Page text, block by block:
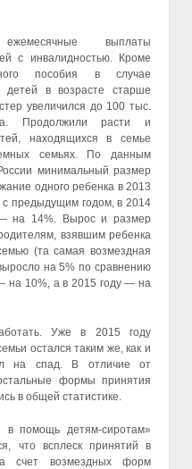
выплаты
с инвалидностью. Кроме
пособия в случае
детей в возрасте старше
увеличился до 100 тыс.
Продолжили расти и
находящихся в семье
семьях. По данным
минимальный размер
одного ребенка в 2013
предыдущим годом, в 2014
на 14%. Вырос и размер
взявшим ребенка
(та самая возмездная
на 5% по сравнению
на 10%, а в 2015 году — на
Уже в 2015 году
остался таким же, как и
на спад. В отличие от
формы принятия
в общей статистике.
в помощь детям-сиротам»
что всплеск принятий в
счет возмездных форм